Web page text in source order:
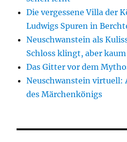
Die vergessene Villa der
Ludwigs Spuren in
Neuschwanstein als
Schloss klingt, aber
Das Gitter vor dem
Neuschwanstein virtuell:
des Märchenkönigs